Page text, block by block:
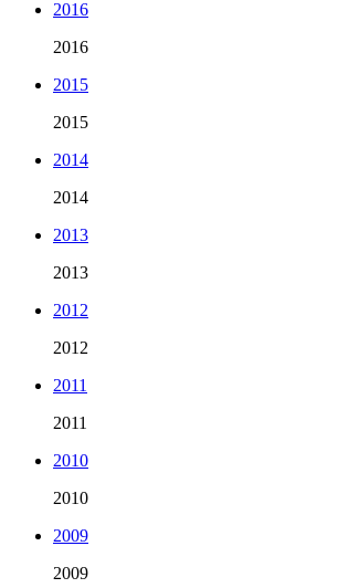
2016
2016
2015
2015
2014
2014
2013
2013
2012
2012
2011
2011
2010
2010
2009
2009